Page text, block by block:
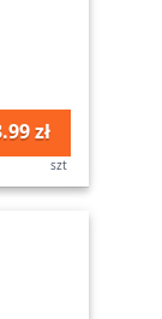
zł
szt